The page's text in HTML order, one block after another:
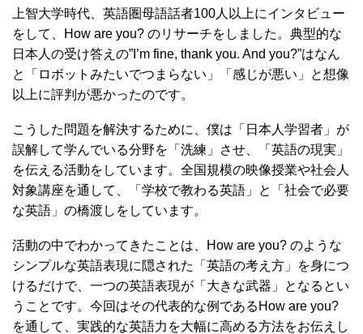
上智大学時代、英語圏母語話者100人以上にインタビュー
をして、How are you? のリサーチをしました。典型的な
日本人の受け答えの”I’m fine, thank you. And you?”はなん
と「ロボットみたいでつまらない」「感じが悪い」と想像
以上に評判が悪かったのです。
こうした問題を解決するために、僕は「日本人学習者」が
誤解して学んでいる分野を「洗練」させ、「英語の現実」
を伝える活動をしています。全国規模の映像授業や社会人
対象講座を通して、「学校で教わる英語」と「社会で必要
な英語」の橋渡しをしています。
活動の中でわかってきたことは、How are you? のような
シンプルな英語表現に隠された「英語の考え方」を身につ
けるだけで、一つの英語表現が「大きな武器」となるとい
うことです。今回はその代表的な例であるHow are you?
を通して、実践的な英語力を大幅に高める方法をお伝えし